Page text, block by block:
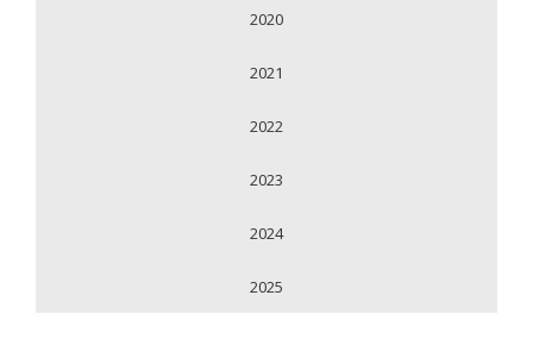
2020
2021
2022
2023
2024
2025